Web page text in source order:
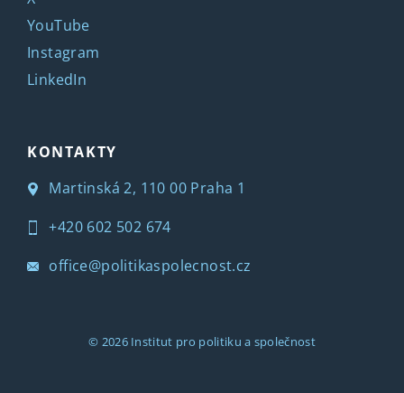
YouTube
Instagram
LinkedIn
KONTAKTY
Martinská 2, 110 00 Praha 1
+420 602 502 674
office@politikaspolecnost.cz
© 2026 Institut pro politiku a společnost